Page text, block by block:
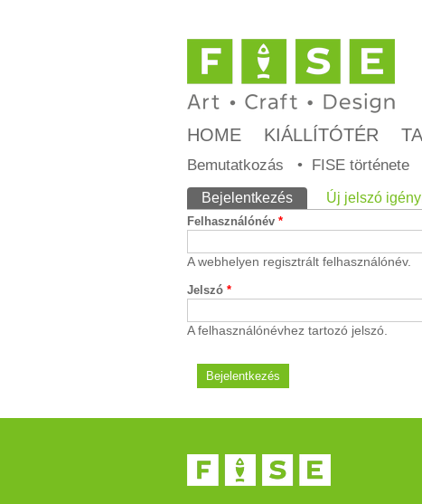
HOME KIÁLLÍTÓTÉR
Bemutatkozás FISE története
Elsődleges fülek
Bejelentkezés (aktív fül)Új jelszó
Felhasználónév *
A webhelyen regisztrált felhasználónév.
Jelszó *
A felhasználónévhez tartozó jelszó.